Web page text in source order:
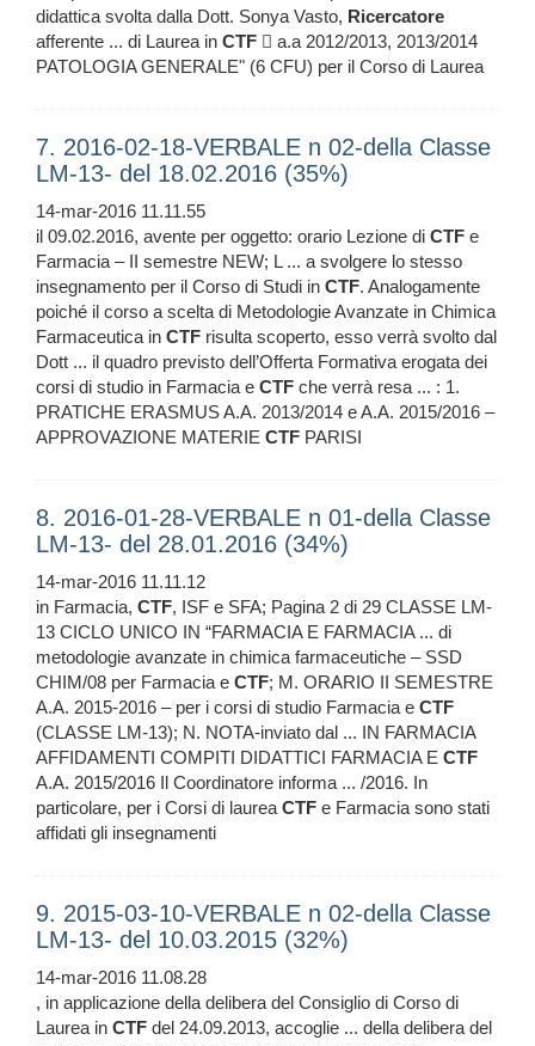
didattica svolta dalla Dott. Sonya Vasto, Ricercatore
afferente ... di Laurea in CTF  a.a 2012/2013, 2013/2014
PATOLOGIA GENERALE" (6 CFU) per il Corso di Laurea
7. 2016-02-18-VERBALE n 02-della Classe
LM-13- del 18.02.2016 (35%)
14-mar-2016 11.11.55
il 09.02.2016, avente per oggetto: orario Lezione di CTF e
Farmacia – II semestre NEW; L ... a svolgere lo stesso
insegnamento per il Corso di Studi in CTF. Analogamente
poiché il corso a scelta di Metodologie Avanzate in Chimica
Farmaceutica in CTF risulta scoperto, esso verrà svolto dal
Dott ... il quadro previsto dell’Offerta Formativa erogata dei
corsi di studio in Farmacia e CTF che verrà resa ... : 1.
PRATICHE ERASMUS A.A. 2013/2014 e A.A. 2015/2016 –
APPROVAZIONE MATERIE CTF PARISI
8. 2016-01-28-VERBALE n 01-della Classe
LM-13- del 28.01.2016 (34%)
14-mar-2016 11.11.12
in Farmacia, CTF, ISF e SFA; Pagina 2 di 29 CLASSE LM-
13 CICLO UNICO IN “FARMACIA E FARMACIA ... di
metodologie avanzate in chimica farmaceutiche – SSD
CHIM/08 per Farmacia e CTF; M. ORARIO II SEMESTRE
A.A. 2015-2016 – per i corsi di studio Farmacia e CTF
(CLASSE LM-13); N. NOTA-inviato dal ... IN FARMACIA
AFFIDAMENTI COMPITI DIDATTICI FARMACIA E CTF
A.A. 2015/2016 Il Coordinatore informa ... /2016. In
particolare, per i Corsi di laureaCTF e Farmacia sono stati
affidati gli insegnamenti
9. 2015-03-10-VERBALE n 02-della Classe
LM-13- del 10.03.2015 (32%)
14-mar-2016 11.08.28
, in applicazione della delibera del Consiglio di Corso di
Laurea in CTF del 24.09.2013, accoglie ... della delibera del